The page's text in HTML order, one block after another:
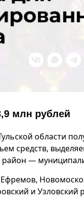
млн рублей
области
средств,
—
и Узловский